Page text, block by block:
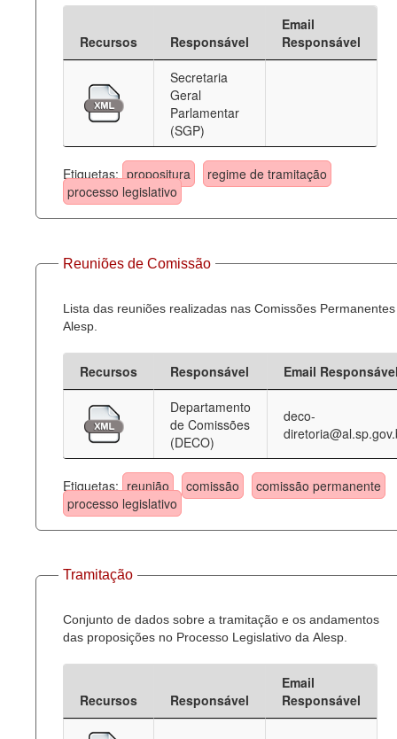
Recursos Responsável
Email
Responsável
Secretaria
Geral
Parlamentar
(SGP)
Etiquetas: propositura
regime de tramitação
processo legislativo
Reuniões de Comissão
Lista das reuniões realizadas nas Comissões
Alesp.
Recursos Responsável
Email
Departamento
de Comissões
(DECO)
deco-
Etiquetas: reunião comissão
comissão permanente
processo legislativo
Tramitação
Conjunto de dados sobre a tramitação e os andamentos
das proposições no Processo Legislativo da Alesp.
Recursos Responsável
Email
Responsável